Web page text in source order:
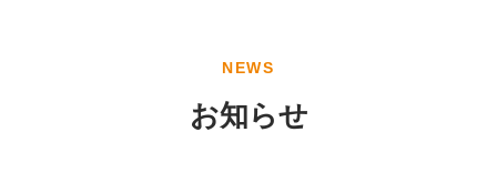
NEWS
お知らせ